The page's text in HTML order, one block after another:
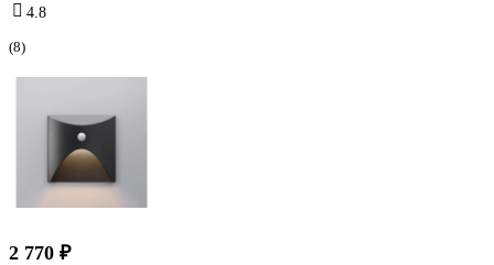
4.8
(8)
2 770 ₽